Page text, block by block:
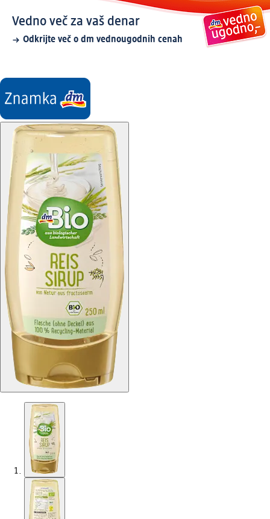
Vedno več za vaš denar
Odkrijte več o dm vednougodnih cenah